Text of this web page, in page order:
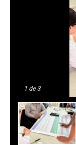
1 de 3